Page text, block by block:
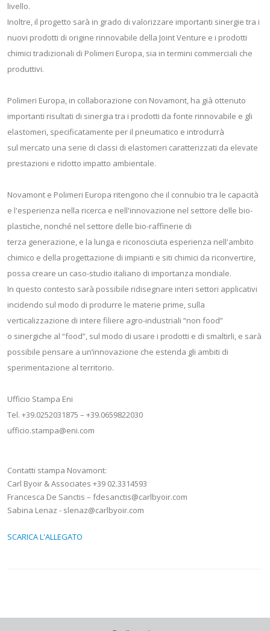
livello.
Inoltre, il progetto sarà in grado di valorizzare importanti sinergie tra i
nuovi prodotti di origine rinnovabile della Joint Venture e i prodotti
chimici tradizionali di Polimeri Europa, sia in termini commerciali che
produttivi.
Polimeri Europa, in collaborazione con Novamont, ha già ottenuto
importanti risultati di sinergia tra i prodotti da fonte rinnovabile e gli
elastomeri, specificatamente per il pneumatico e introdurrà
sul mercato una serie di classi di elastomeri caratterizzati da elevate
prestazioni e ridotto impatto ambientale.
Novamont e Polimeri Europa ritengono che il connubio tra le capacità
e l'esperienza nella ricerca e nell'innovazione nel settore delle bio-
plastiche, nonché nel settore delle bio-raffinerie di
terza generazione, e la lunga e riconosciuta esperienza nell'ambito
chimico e della progettazione di impianti e siti chimici da riconvertire,
possa creare un caso-studio italiano di importanza mondiale.
In questo contesto sarà possibile ridisegnare interi settori applicativi
incidendo sul modo di produrre le materie prime, sulla
verticalizzazione di intere filiere agro-industriali “non food”
o sinergiche al “food”, sul modo di usare i prodotti e di smaltirli, e sarà
possibile pensare a un’innovazione che estenda gli ambiti di
sperimentazione al territorio.
Ufficio Stampa Eni
Tel. +39.0252031875 – +39.0659822030
ufficio.stampa@eni.com
Contatti stampa Novamont:
Carl Byoir & Associates +39 02.3314593
Francesca De Sanctis – fdesanctis@carlbyoir.com
Sabina Lenaz - slenaz@carlbyoir.com
SCARICA L'ALLEGATO